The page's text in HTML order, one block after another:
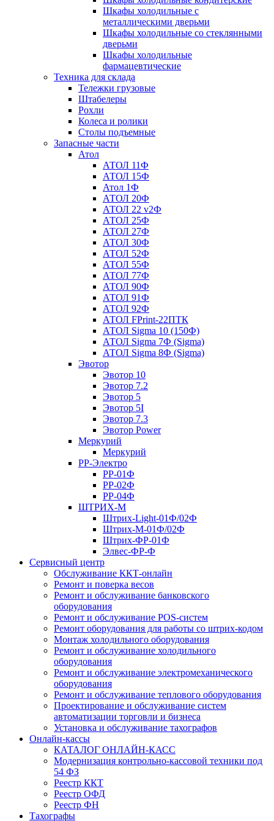
Шкафы холодильные с
металлическими дверьми
Шкафы холодильные со стеклянными
дверьми
Шкафы холодильные
фармацевтические
Техника для склада
Тележки грузовые
Штабелеры
Рохли
Колеса и ролики
Столы подъемные
Запасные части
Атол
АТОЛ 11Ф
АТОЛ 15Ф
Атол 1Ф
АТОЛ 20Ф
АТОЛ 22 v2Ф
АТОЛ 25Ф
АТОЛ 27Ф
АТОЛ 30Ф
АТОЛ 52Ф
АТОЛ 55Ф
АТОЛ 77Ф
АТОЛ 90Ф
АТОЛ 91Ф
АТОЛ 92Ф
АТОЛ FPrint-22ПТК
АТОЛ Sigma 10 (150Ф)
АТОЛ Sigma 7Ф (Sigma)
АТОЛ Sigma 8Ф (Sigma)
Эвотор
Эвотор 10
Эвотор 7.2
Эвотор 5
Эвотор 5I
Эвотор 7.3
Эвотор Power
Меркурий
Меркурий
РР-Электро
РР-01Ф
РР-02Ф
РР-04Ф
ШТРИХ-М
Штрих-Light-01Ф/02Ф
Штрих-М-01Ф/02Ф
Штрих-ФР-01Ф
Элвес-ФР-Ф
Сервисный центр
Обслуживание ККТ-онлайн
Ремонт и поверка весов
Ремонт и обслуживание банковского
оборудования
Ремонт и обслуживание POS-систем
Ремонт оборудования для работы со штрих-кодом
Монтаж холодильного оборудования
Ремонт и обслуживание холодильного
оборудования
Ремонт и обслуживание электромеханического
оборудования
Ремонт и обслуживание теплового оборудования
Проектирование и обслуживание систем
автоматизации торговли и бизнеса
Установка и обслуживание тахографов
Онлайн-кассы
КАТАЛОГ ОНЛАЙН-КАСС
Модернизация контрольно-кассовой техники под
54 ФЗ
Реестр ККТ
Реестр ОФД
Реестр ФН
Тахографы